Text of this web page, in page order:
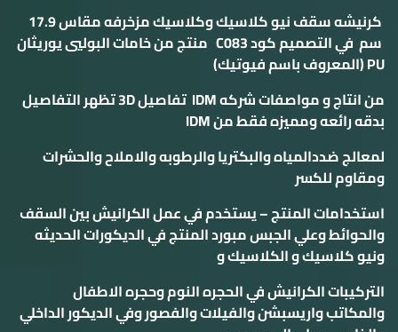
كرنيشه سقف نيو كلاسيك وكلاسيك مزخرفه مقاس 17.9
سم في التصميم كود C083 منتج من خامات البوليي يوريثان
PU (المعروف باسم فيوتيك)
من انتاج و مواصفات شركه IDM تفاصيل 3D تظهر التفاصيل
بدقه رائعه ومميزه فقط من IDM
لمعالج ضددالمياه والبكتريا والرطوبه والاملاح والحشرات
ومقاوم للكسر
استخدامات المنتج – يستخدم في عمل الكرانيش بين السقف
والحوائط وعلي الجبس مبورد المنتج في الديكورات الحديثه
ونيو كلاسيك و الكلاسيك و
التركيبات الكرانيش في الحجره النوم وحجره الاطفال
والمكاتب واريسبشن والفيلات والفصور وفي الديكور الداخلي